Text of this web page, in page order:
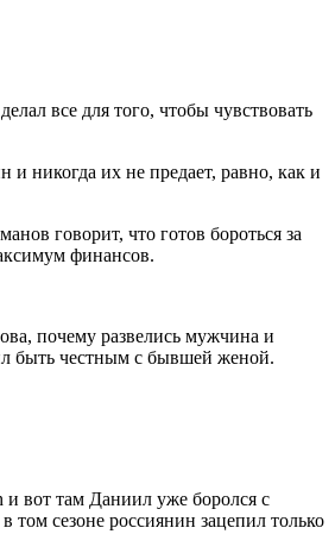
все для того, чтобы чувствовать
никогда их не предает, равно, как и
говорит, что готов бороться за
финансов.
почему развелись мужчина и
быть честным с бывшей женой.
вот там Даниил уже боролся с
сезоне россиянин зацепил только